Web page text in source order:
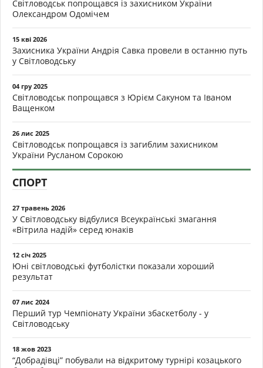
Світловодськ попрощався із захисником України
Олександром Одомічем
15 кві 2026
Захисника України Андрія Савка провели в останню путь
у Світловодську
04 гру 2025
Світловодськ попрощався з Юрієм Сакуном та Іваном
Ващенком
26 лис 2025
Світловодськ попрощався із загиблим захисником
України Русланом Сорокою
СПОРТ
27 травень 2026
У Світловодську відбулися Всеукраїнські змагання
«Вітрила надій» серед юнаків
12 січ 2025
Юні світловодські футболістки показали хороший
результат
07 лис 2024
Перший тур Чемпіонату України збаскетболу - у
Світловодську
18 жов 2023
“Добрадівці” побували на відкритому турнірі козацького